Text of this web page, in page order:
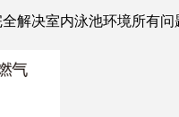
解决室内泳池环境所有问